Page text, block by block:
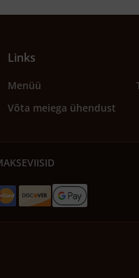
Links
Menüü
Võta meiega ühendust